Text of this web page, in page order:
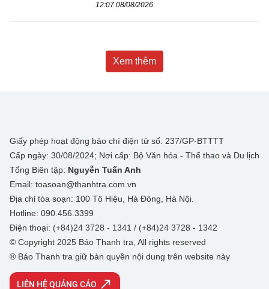
12:07 08/08/2026
Xem thêm
Giấy phép hoạt động báo chí điện tử số: 237/GP-BTTTT
Cấp ngày: 30/08/2024; Nơi cấp: Bộ Văn hóa - Thể thao và Du lịch
Tổng Biên tập: Nguyễn Tuấn Anh
Email: toasoan@thanhtra.com.vn
Địa chỉ tòa soạn: 100 Tô Hiệu, Hà Đông, Hà Nội.
Hotline: 090.456.3399
Điện thoại: (+84)24 3728 - 1341 / (+84)24 3728 - 1342
© Copyright 2025 Báo Thanh tra, All rights reserved
® Báo Thanh tra giữ bản quyền nội dung trên website này
LIÊN HỆ QUẢNG CÁO